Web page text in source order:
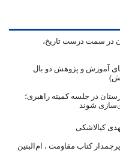
در سمت درست تاریخ،
آموزش و پژوهش دو بال
در جلسه کمیته راهبری؛
شوند
کیالاشکی
کتاب مقاومت ، ام‌البنین